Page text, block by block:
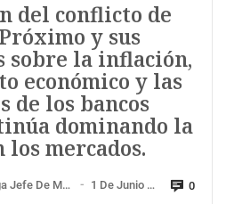
del conflicto de
y sus
sobre la inflación,
económico y las
de los bancos
dominando la
los mercados.
Ronald Temple, Estratega Jefe De Mercados De Lazard. 1 De Junio De 2026 0